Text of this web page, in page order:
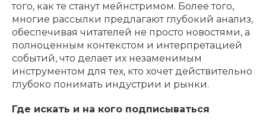
того, как те станут мейнстримом. Более того,
многие рассылки предлагают глубокий анализ,
обеспечивая читателей не просто новостями, а
полноценным контекстом и интерпретацией
событий, что делает их незаменимым
инструментом для тех, кто хочет действительно
глубоко понимать индустрии и рынки.
Где искать и на кого подписываться